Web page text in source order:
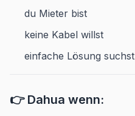
du Mieter bist
keine Kabel willst
einfache Lösung suchst
👉 Dahua wenn: